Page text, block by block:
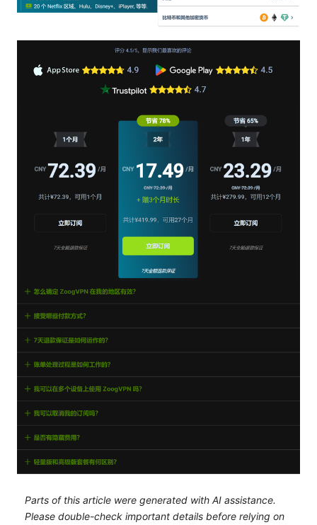
Parts of this article were generated with AI assistance.
Please double-check important details before relying on